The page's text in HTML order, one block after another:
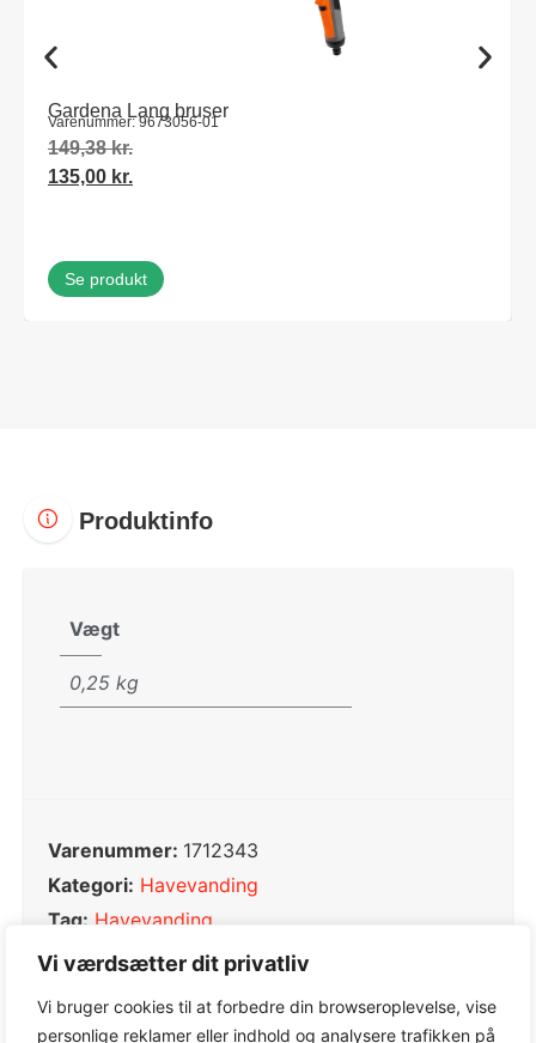
Vi værdsætter dit privatliv
Vi bruger cookies til at forbedre din browseroplevelse, vise
personlige reklamer eller indhold og analysere trafikken på
Gardena Lang bruser
Varenummer: 9673056-01
149,38kr.
135,00 kr.
Se produkt
Produktinfo
Vægt
0,25 kg
Varenummer: 1712343
Kategori: Havevanding
Tag: Havevanding
Varemærke: Gardena